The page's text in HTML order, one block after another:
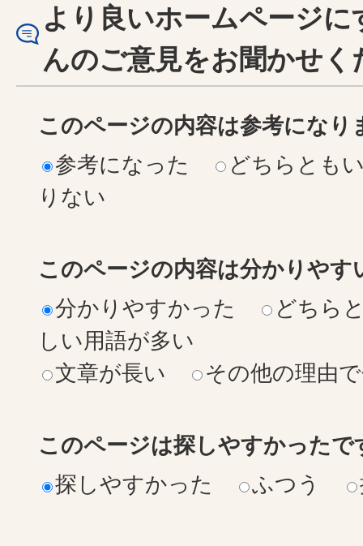
より良いホームページ
んのご意見をお聞かせく
このページの内容は参考になり
参考になった
どちらとも
りない
このページの内容は分かりやす
分かりやすかった
どちら
しい用語が多い
文章が長い
その他の理由
このページは探しやすかったで
探しやすかった
ふつう